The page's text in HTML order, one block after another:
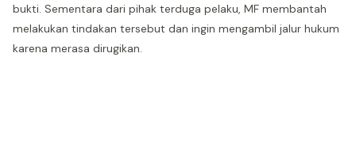
bukti. Sementara dari pihak terduga pelaku, MF membantah
melakukan tindakan tersebut dan ingin mengambil jalur hukum
karena merasa dirugikan.